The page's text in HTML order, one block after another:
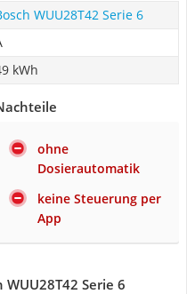
WUU28T42 Serie 6
kWh
ohne
Dosierautomatik
keine Steuerung per
App
Serie 6